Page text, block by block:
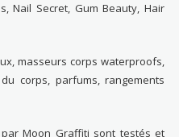
Nail Secret, Gum Beauty, Hair
masseurs corps waterproofs,
corps, parfums, rangements
Moon Graffiti sont testés et